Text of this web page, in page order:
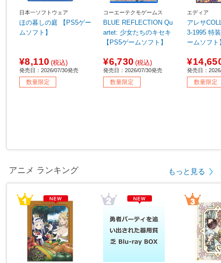
日本一ソフトウェア
ほの暮しの庭 【PS5ゲー
ムソフト】
¥8,110 (税込)
発売日：2026/07/30発売
数量限定
コーエーテクモゲームス
BLUE REFLECTION Qu
artet: 少女たちのキセキ
【PS5ゲームソフト】
¥6,730 (税込)
発売日：2026/07/30発売
数量限定
エディア
アレサ
3-1995 特
ームソフト
発売日：
数量限定
アニメ ランキング もっと見る